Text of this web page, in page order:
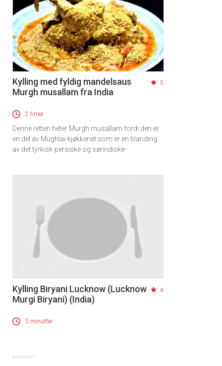
Kylling med fyldig mandelsaus
Murgh musallam fra India
5
2 timer
Denne retten heter Murgh musallam fordi den er
en del av Mughlai-kjøkkenet som er en blanding
av det tyrkisk-persiske og sørindiske-
Kylling Biryani Lucknow (Lucknow
Murgi Biryani) (India)
4
5 minutter